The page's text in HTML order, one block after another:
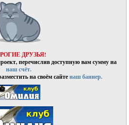
ДРУЗЬЯ!
перечислив доступную вам сумму на
наш счёт.
на своём сайтенаш баннер.